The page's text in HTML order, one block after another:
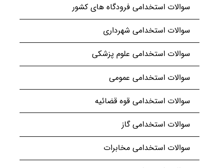
سوالات استخدامی فرودگاه های کشور
سوالات استخدامی شهرداری
سوالات استخدامی علوم پزشکی
سوالات استخدامی عمومی
سوالات استخدامی قوه قضائیه
سوالات استخدامی گاز
سوالات استخدامی مخابرات